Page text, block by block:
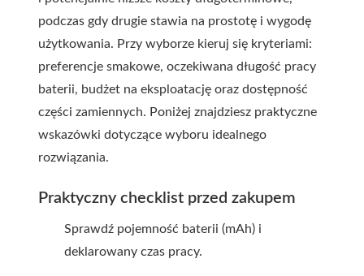
podczas gdy drugie stawia na prostotę i wygodę
użytkowania. Przy wyborze kieruj się kryteriami:
preferencje smakowe, oczekiwana długość pracy
baterii, budżet na eksploatację oraz dostępność
części zamiennych. Poniżej znajdziesz praktyczne
wskazówki dotyczące wyboru idealnego
rozwiązania.
Praktyczny checklist przed zakupem
Sprawdź pojemność baterii (mAh) i
deklarowany czas pracy.